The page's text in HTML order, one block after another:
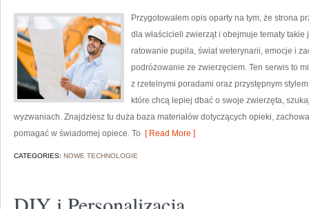
Przygotowałem opis oparty na tym, że strona
dla właścicieli zwierząt i obejmuje tematy
ratowanie pupila, świat weterynarii, emocje i
podróżowanie ze zwierzęciem. Ten serwis to
z rzetelnymi poradami oraz przystępnym
które chcą lepiej dbać o swoje zwierzęta,
wyzwaniach. Znajdziesz tu duża baza materiałów dotyczących opieki,
pomagać w świadomej opiece. To [ Read More ]
CATEGORIES: NOWE TECHNOLOGIE